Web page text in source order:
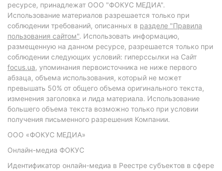
ресурсе, принадлежат ООО "ФОКУС МЕДИА".
Использование материалов разрешается только при
соблюдении требований, описанных в разделе "Правила
пользования сайтом". Использовать информацию,
размещенную на данном ресурсе, разрешается только при
соблюдении следующих условий: гиперссылки на Сайт
focus.ua, упоминания первоисточника не ниже первого
абзаца, объема использования, который не может
превышать 50% от общего объема оригинального текста,
изменения заголовка и лида материала. Использование
большего объема текста возможно только при условии
получения письменного разрешения Компании.
ООО «ФОКУС МЕДИА»
Онлайн-медиа ФОКУС
Идентификатор онлайн-медиа в Реестре субъектов в сфере